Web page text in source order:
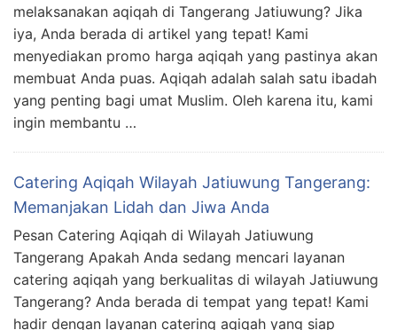
melaksanakan aqiqah di Tangerang Jatiuwung? Jika
iya, Anda berada di artikel yang tepat! Kami
menyediakan promo harga aqiqah yang pastinya akan
membuat Anda puas. Aqiqah adalah salah satu ibadah
yang penting bagi umat Muslim. Oleh karena itu, kami
ingin membantu …
Catering Aqiqah Wilayah Jatiuwung Tangerang:
Memanjakan Lidah dan Jiwa Anda
Pesan Catering Aqiqah di Wilayah Jatiuwung
Tangerang Apakah Anda sedang mencari layanan
catering aqiqah yang berkualitas di wilayah Jatiuwung
Tangerang? Anda berada di tempat yang tepat! Kami
hadir dengan layanan catering aqiqah yang siap